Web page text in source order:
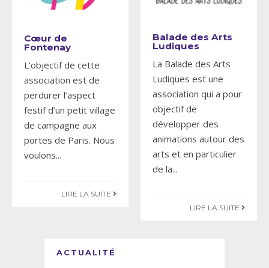
Cœur de
Fontenay
L’objectif de cette
association est de
perdurer l’aspect
festif d’un petit village
de campagne aux
portes de Paris. Nous
voulons...
LIRE LA SUITE
Balade des Arts
Ludiques
La Balade des Arts
Ludiques est une
association qui a pour
objectif de
développer des
animations autour des
arts et en particulier
de la...
LIRE LA SUITE
ACTUALITÉ